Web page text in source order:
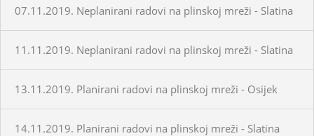
07.11.2019. Neplanirani radovi na plinskoj mreži - Slatina
11.11.2019. Neplanirani radovi na plinskoj mreži - Slatina
13.11.2019. Planirani radovi na plinskoj mreži - Osijek
14.11.2019. Planirani radovi na plinskoj mreži - Slatina